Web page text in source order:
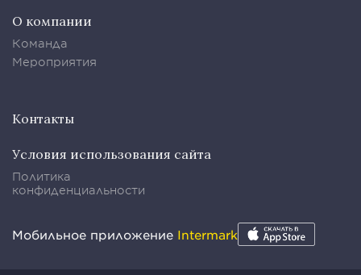
О компании
Команда
Мероприятия
Контакты
Условия использования сайта
Политика
конфиденциальности
Мобильное приложение Intermark